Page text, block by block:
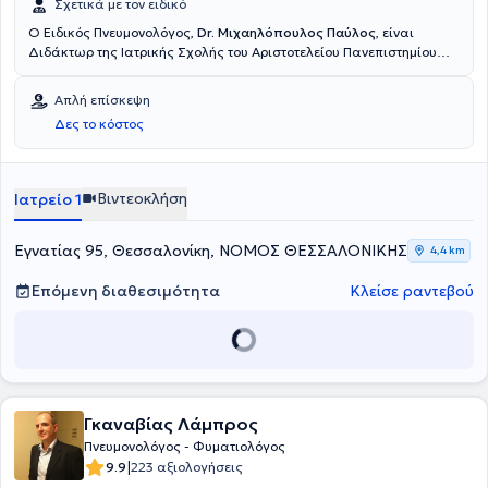
Σχετικά με τον ειδικό
Ο Ειδικός Πνευμονολόγος, Dr. Μιχαηλόπουλος Παύλος, είναι
Διδάκτωρ της Ιατρικής Σχολής του Αριστοτελείου Πανεπιστημίου
Πνευμονολογίας HERMES και εξειδικευμένος στις αναπνευστικές
διαταραχές ύπνου με πιστοποίηση από την Ευρωπαϊκή Eταιρεία
Mελέτης Ύπνου (ESRS). Στο ιατρείο του, στο κέντρο της
Θεσσαλονίκης, υποδέχεται ασθενείς πάσχοντες από πάσης
μεθοδικό και διεξοδικό τρόπο, βασιζόμενος στις πιο σύγχρονες
εξελίξεις της ιατρικής.
Απλή επίσκεψη
Δες το κόστος
Ιατρείο 1 Βιντεοκλήση
Εγνατίας 95, Θεσσαλονίκη, ΝΟΜΟΣ ΘΕΣΣΑΛΟΝΙΚΗΣ 4,4 km
Επόμενη διαθεσιμότητα Κλείσε ραντεβού
Γκαναβίας Λάμπρος
Πνευμονολόγος - Φυματιολόγος
9.9|223 αξιολογήσεις